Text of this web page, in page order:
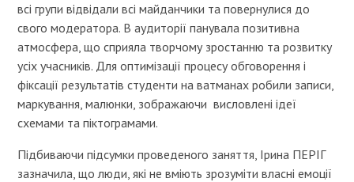
всі групи відвідали всі майданчики та повернулися до
свого модератора. В аудиторії панувала позитивна
атмосфера, що сприяла творчому зростанню та розвитку
усіх учасників. Для оптимізації процесу обговорення і
фіксації результатів студенти на ватманах робили записи,
маркування, малюнки, зображаючи висловлені ідеї
схемами та піктограмами.
Підбиваючи підсумки проведеного заняття, Ірина ПЕРІГ
зазначила, що люди, які не вміють зрозуміти власні емоції